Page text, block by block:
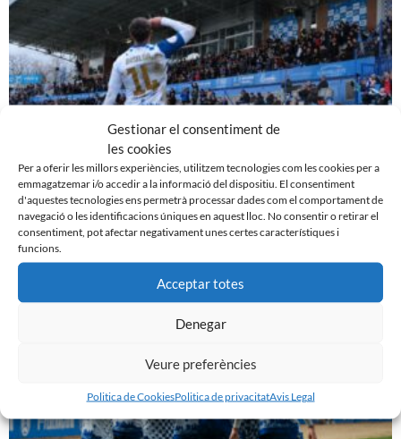
Gestionar el consentiment de
les cookies
Per a oferir les millors experiències, utilitzem tecnologies com les cookies per a
emmagatzemar i/o accedir a la informació del dispositiu. El consentiment
d'aquestes tecnologies ens permetrà processar dades com el comportament de
navegació o les identificacions úniques en aquest lloc. No consentir o retirar el
consentiment, pot afectar negativament unes certes característiques i
funcions.
Acceptar totes
Denegar
Veure preferències
Politica de CookiesPolitica de privacitatAvis Legal
EL SABADELL EMPATA DAVANT LA CULTURAL A LA
NOVA CREU ALTA
10 de març de 2024